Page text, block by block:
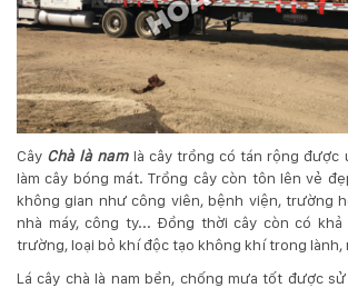
Cây Chà là namlà cây trồng có tán rộng được
làm cây bóng mát. Trồng cây còn tôn lên vẻ
không gian như công viên, bệnh viện, trường
nhà máy, công ty... Đồng thời cây còn có khả
trường, loại bỏ khí độc tạo không khí trong lành,
Lá cây chà là nam bền, chống mưa tốt được